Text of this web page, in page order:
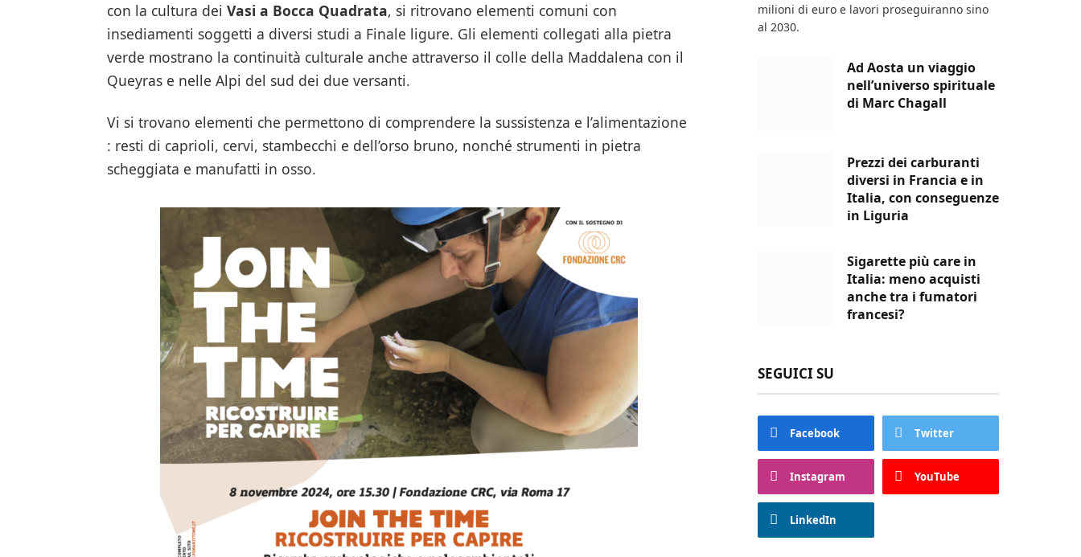
con la cultura dei Vasi a Bocca Quadrata, si ritrovano elementi comuni con
insediamenti soggetti a diversi studi a Finale ligure. Gli elementi collegati alla pietra
verde mostrano la continuità culturale anche attraverso il colle della Maddalena con il
Queyras e nelle Alpi del sud dei due versanti.
Vi si trovano elementi che permettono di comprendere la sussistenza e l’alimentazione
: resti di caprioli, cervi, stambecchi e dell’orso bruno, nonché strumenti in pietra
scheggiata e manufatti in osso.
milioni di euro e lavori proseguiranno sino
al 2030.
Ad Aosta un viaggio
nell’universo spirituale
di Marc Chagall
Prezzi dei carburanti
diversi in Francia e in
Italia, con conseguenze
in Liguria
Sigarette più care in
Italia: meno acquisti
anche tra i fumatori
francesi?
SEGUICI SU
Facebook Twitter
Instagram YouTube
LinkedIn